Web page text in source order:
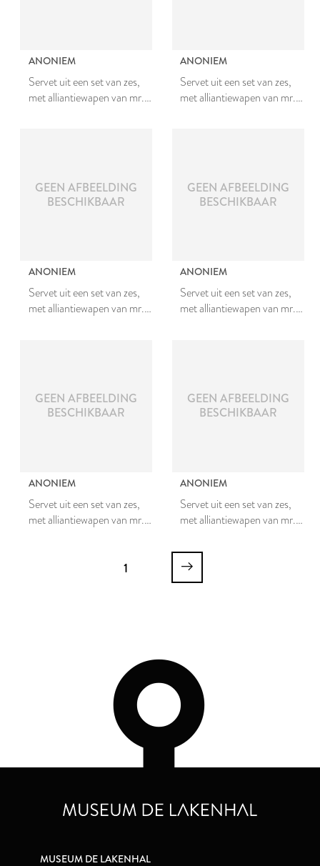
ANONIEM
Servet uit een set van zes,
met alliantiewapen van mr.
ANONIEM
Servet uit een set van zes,
met alliantiewapen van mr.
GEEN AFBEELDING
BESCHIKBAAR
ANONIEM
Servet uit een set van zes,
met alliantiewapen van mr.
GEEN AFBEELDING
BESCHIKBAAR
ANONIEM
Servet uit een set van zes,
met alliantiewapen van mr.
GEEN AFBEELDING
BESCHIKBAAR
ANONIEM
Servet uit een set van zes,
met alliantiewapen van mr.
GEEN AFBEELDING
BESCHIKBAAR
ANONIEM
Servet uit een set van zes,
met alliantiewapen van mr.
Johanna van Teylingen
1
MUSEUM DE LAKENHAL